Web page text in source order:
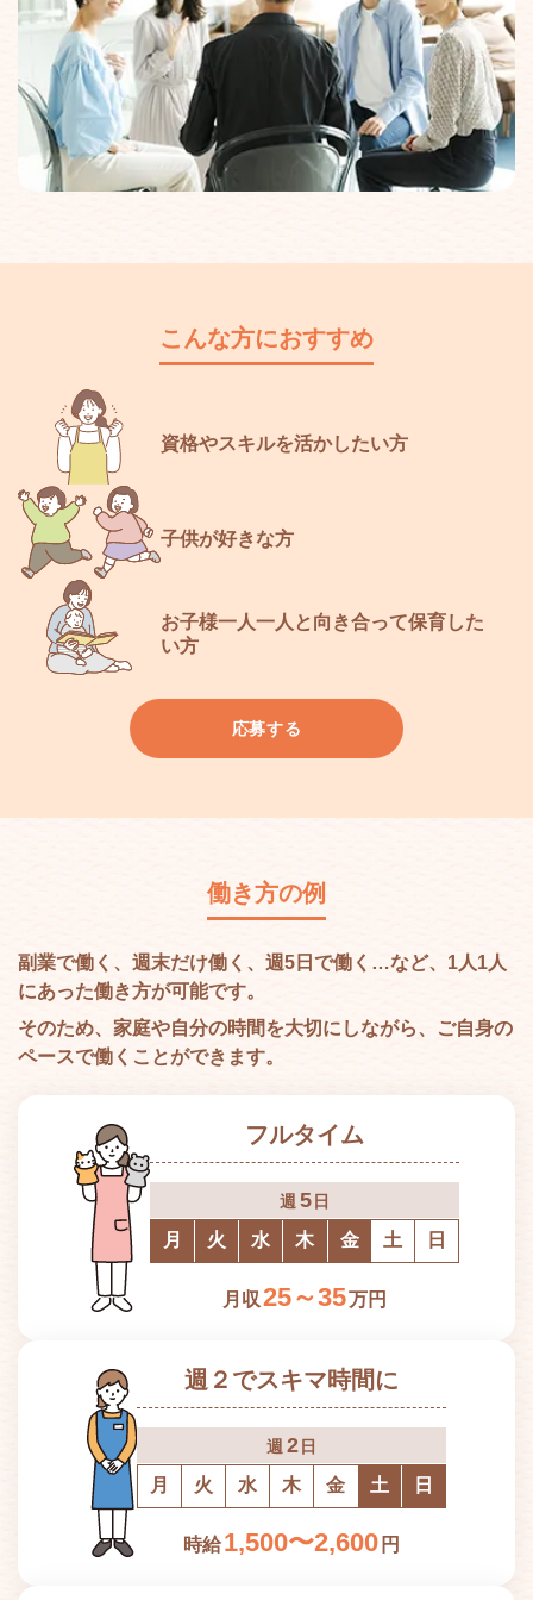
こんな方におすすめ
資格やスキルを活かしたい方
子供が好きな方
お子様一人一人と向き合って保育した
い方
応募する
働き方の例
副業で働く、週末だけ働く、週5日で働く…など、1人1人
にあった働き方が可能です。
そのため、家庭や自分の時間を大切にしながら、ご自身の
ペースで働くことができます。
フルタイム
週 5 日
月 火 水 木 金 土 日
月収 25～35万円
週２でスキマ時間に
週 2 日
月 火 水 木 金 土 日
時給1,500〜2,600 円